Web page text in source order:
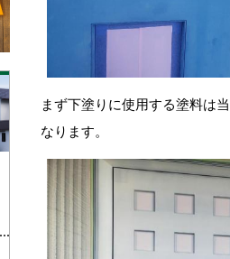
まず下塗りに使用する塗料は
なります。